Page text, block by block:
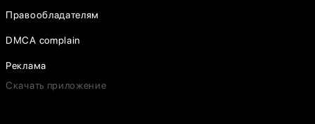
Правообладателям
DMCA complain
Реклама
Скачать приложение